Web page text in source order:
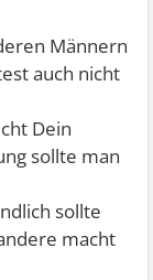
Männern
auch nicht
Dein
sollte man
sollte
macht